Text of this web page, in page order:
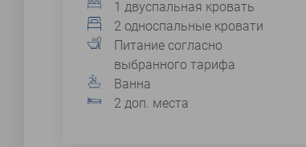
1 двуспальная кровать
2 односпальные кровати
Питание согласно
выбранного тарифа
Ванна
2 доп. места